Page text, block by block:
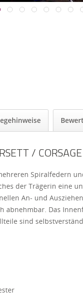
/
Spiralfedern
der Trägerin eine
An- und
Das
sind